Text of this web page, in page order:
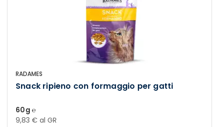
RADAMES
Snack ripieno con formaggio per gatti
60g ℮
9,83 € al GR